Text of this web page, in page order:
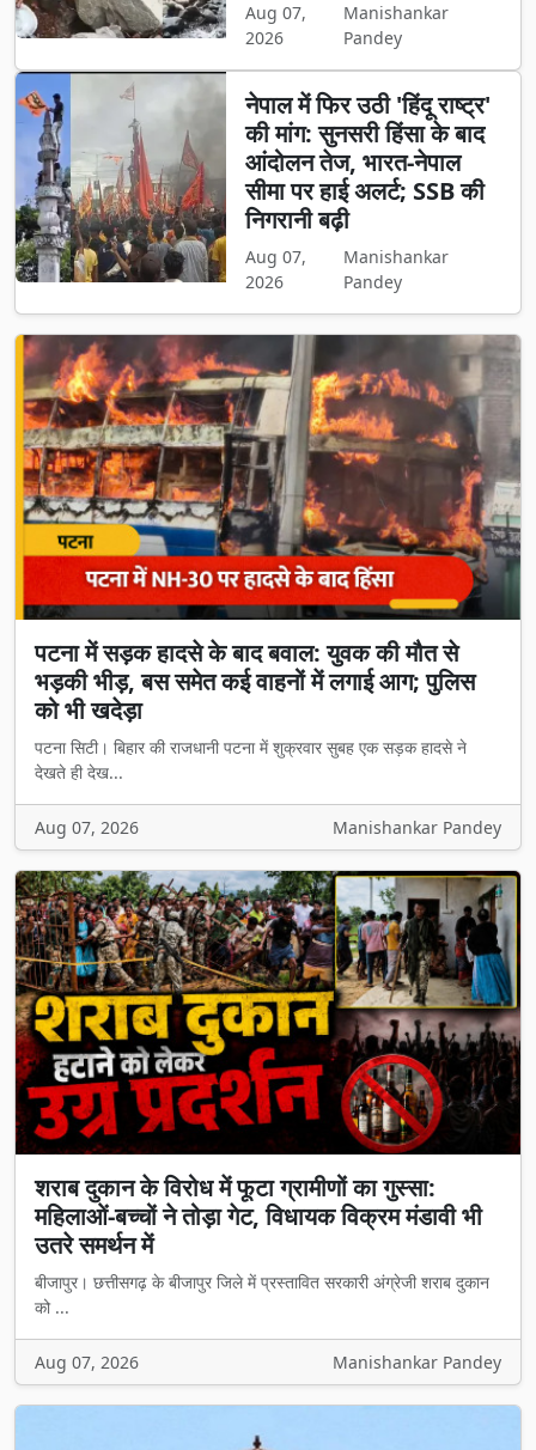
Aug 07,
2026
Manishankar
Pandey
नेपाल में फिर उठी 'हिंदू राष्ट्र'
की मांग: सुनसरी हिंसा के बाद
आंदोलन तेज, भारत-नेपाल
सीमा पर हाई अलर्ट; SSB की
निगरानी बढ़ी
Aug 07,
2026
Manishankar
Pandey
पटना में सड़क हादसे के बाद बवाल: युवक की मौत से
भड़की भीड़, बस समेत कई वाहनों में लगाई आग; पुलिस
को भी खदेड़ा
पटना सिटी। बिहार की राजधानी पटना में शुक्रवार सुबह एक सड़क हादसे ने
देखते ही देख...
Aug 07, 2026 Manishankar Pandey
शराब दुकान के विरोध में फूटा ग्रामीणों का गुस्सा:
महिलाओं-बच्चों ने तोड़ा गेट, विधायक विक्रम मंडावी भी
उतरे समर्थन में
बीजापुर। छत्तीसगढ़ के बीजापुर जिले में प्रस्तावित सरकारी अंग्रेजी शराब दुकान
को ...
Aug 07, 2026 Manishankar Pandey